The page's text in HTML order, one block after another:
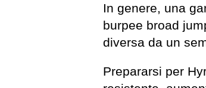
In genere, una
burpee broad
diversa da un
Prepararsi per